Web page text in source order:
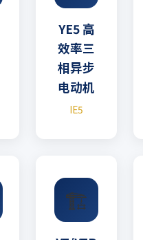
YE5 高
效率三
相异步
电动机
IE5
🏗️